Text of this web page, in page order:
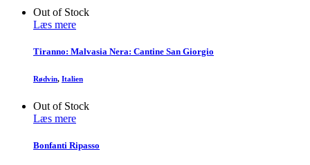
Out of Stock
Læs mere
Tiranno: Malvasia Nera: Cantine San Giorgio
Rødvin, Italien
Out of Stock
Læs mere
Bonfanti Ripasso